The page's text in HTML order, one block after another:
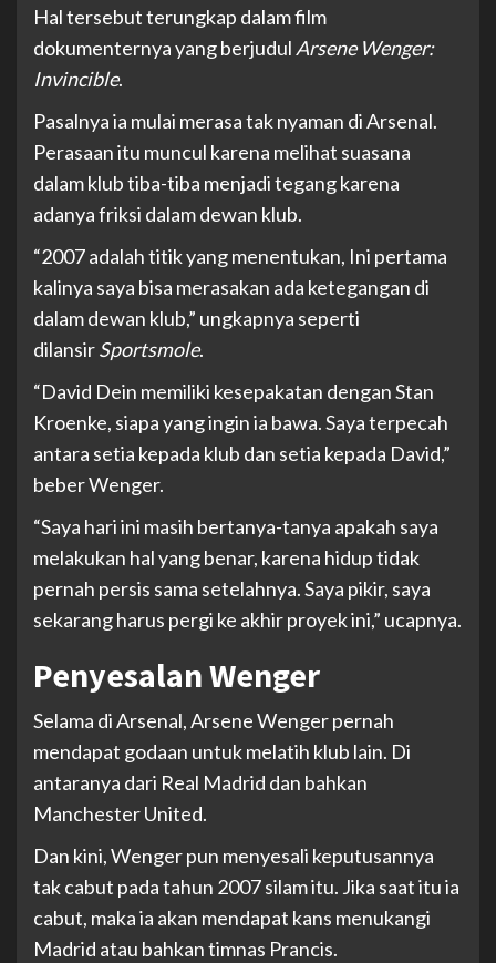
Hal tersebut terungkap dalam film
dokumenternya yang berjudulArsene Wenger:
Invincible.
Pasalnya ia mulai merasa tak nyaman di Arsenal.
Perasaan itu muncul karena melihat suasana
dalam klub tiba-tiba menjadi tegang karena
adanya friksi dalam dewan klub.
“2007 adalah titik yang menentukan, Ini pertama
kalinya saya bisa merasakan ada ketegangan di
dalam dewan klub,” ungkapnya seperti
dilansirSportsmole.
“David Dein memiliki kesepakatan dengan Stan
Kroenke, siapa yang ingin ia bawa. Saya terpecah
antara setia kepada klub dan setia kepada David,”
beber Wenger.
“Saya hari ini masih bertanya-tanya apakah saya
melakukan hal yang benar, karena hidup tidak
pernah persis sama setelahnya. Saya pikir, saya
sekarang harus pergi ke akhir proyek ini,” ucapnya.
Penyesalan Wenger
Selama di Arsenal, Arsene Wenger pernah
mendapat godaan untuk melatih klub lain. Di
antaranya dari Real Madrid dan bahkan
Manchester United.
Dan kini, Wenger pun menyesali keputusannya
tak cabut pada tahun 2007 silam itu. Jika saat itu ia
cabut, maka ia akan mendapat kans menukangi
Madrid atau bahkan timnas Prancis.